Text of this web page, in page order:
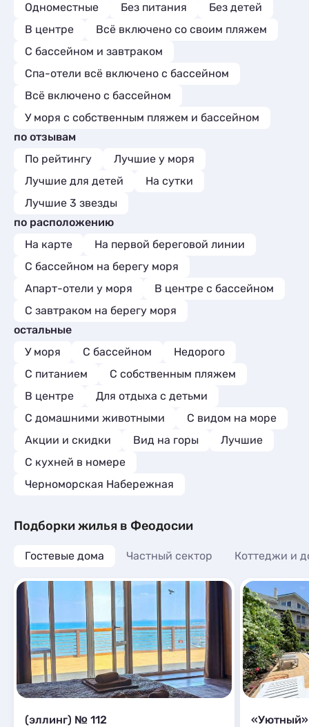
Одноместные
Без питания
Без детей
В центре
Всё включено со своим пляжем
С бассейном и завтраком
Спа-отели всё включено с бассейном
Всё включено с бассейном
У моря с собственным пляжем и бассейном
по отзывам
По рейтингу
Лучшие у моря
Лучшие для детей
На сутки
Лучшие 3 звезды
по расположению
На карте
На первой береговой линии
С бассейном на берегу моря
Апарт-отели у моря
В центре с бассейном
С завтраком на берегу моря
остальные
У моря
С бассейном
Недорого
С питанием
С собственным пляжем
В центре
Для отдыха с детьми
С домашними животными
С видом на море
Акции и скидки
Вид на горы
Лучшие
C кухней в номере
Черноморская Набережная
Подборки жилья в Феодосии
Гостевые дома Частный сектор Коттеджи и
(эллинг) № 112 «Уютный»